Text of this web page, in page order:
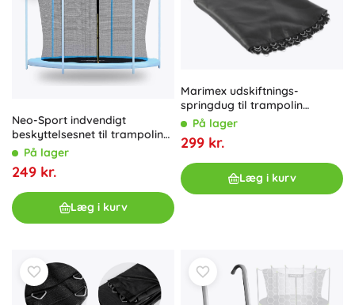
Neo-Sport indvendigt
beskyttelsesnet til trampolin
305–312 cm (10 ft) til 6 stolper
På lager
249 kr.
Læg i kurv
Marimex udskiftnings-
springdug til trampolin
Premium in-ground 305 (60
På lager
299 kr.
Læg i kurv